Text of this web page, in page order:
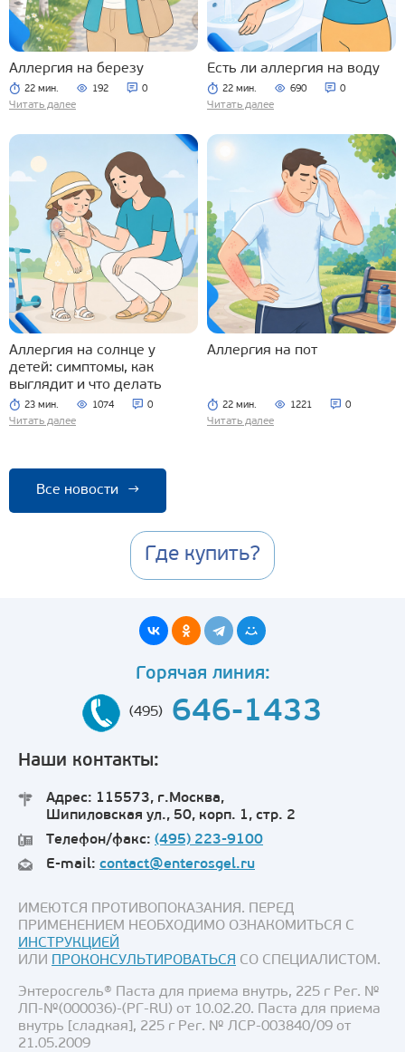
Аллергия на березу
22 мин. 192 0
Читать далее
Есть ли аллергия на воду
22 мин. 690 0
Читать далее
Аллергия на солнце у
детей: симптомы, как
выглядит и что делать
23 мин. 1074 0
Читать далее
Аллергия на пот
22 мин. 1221 0
Читать далее
Все новости →
Где купить?
Горячая линия:
(495) 646-1433
Наши контакты:
Адрес: 115573, г.Москва,
Шипиловская ул., 50, корп. 1, стр. 2
Телефон/факс: (495) 223-9100
E-mail: contact@enterosgel.ru
ИМЕЮТСЯ ПРОТИВОПОКАЗАНИЯ. ПЕРЕД
ПРИМЕНЕНИЕМ НЕОБХОДИМО ОЗНАКОМИТЬСЯ С
ИНСТРУКЦИЕЙ
ИЛИ ПРОКОНСУЛЬТИРОВАТЬСЯ СО СПЕЦИАЛИСТОМ.
Энтеросгель® Паста для приема внутрь, 225 г Рег. №
ЛП-№(000036)-(РГ-RU) от 10.02.20. Паста для приема
внутрь [сладкая], 225 г Рег. № ЛСР-003840/09 от
21.05.2009